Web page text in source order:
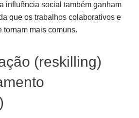
influência social também ganham
que os trabalhos colaborativos e
tornam mais comuns.
(reskilling)